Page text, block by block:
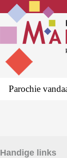
Parochie
Handige links